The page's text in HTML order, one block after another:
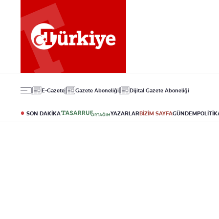
E-Gazete Gazete Aboneliği Dijital Gazete Aboneliği
SON DAKİKA YAZARLARBİZİM SAYFAGÜNDEM
Gündem
Politika
Eğitim
Altın
Döviz
Kripto Para
T-Otomobil
Avrupa Ligi